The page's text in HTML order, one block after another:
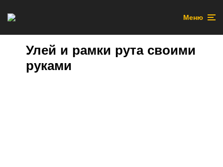
Меню
Улей и рамки рута своими
руками